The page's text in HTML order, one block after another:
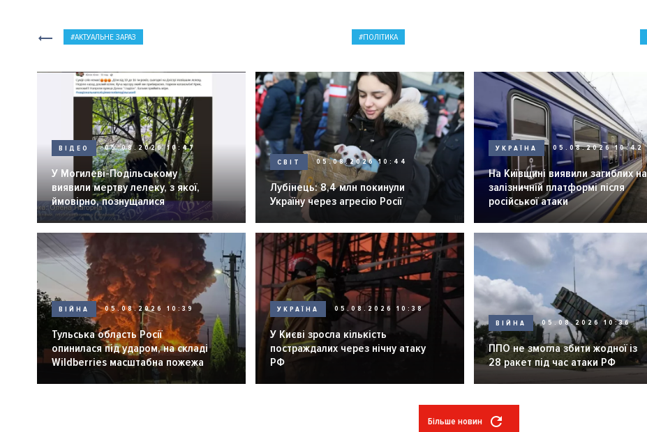
АКТУАЛЬНЕ ЗАРАЗ ПОЛІТИКА
ВІДЕО 05.08.2026 10:47
У Могилеві-Подільському
виявили мертву лелеку, з якої,
ймовірно, познущалися
СВІТ 05.08.2026 10:44
Лубінець: 8,4 млн покинули
Україну через агресію Росії
УКРАЇНА 05.08.2026 10:42
На Київщині виявили загиблих на
залізничній платформі після
російської атаки
ВІЙНА 05.08.2026 10:39
Тульська область Росії
опинилася під ударом, на складі
Wildberries масштабна пожежа
УКРАЇНА 05.08.2026 10:38
У Києві зросла кількість
постраждалих через нічну атаку
РФ
ВІЙНА 05.08.2026 10:36
ППО не змогла збити жодної із
28 ракет під час атаки РФ
Більше новин